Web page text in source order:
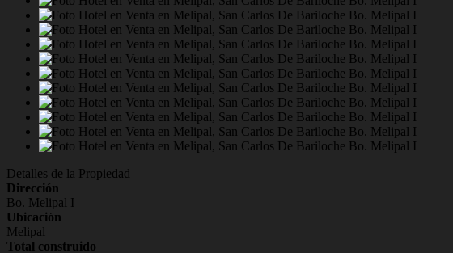
Detalles de la Propiedad
Dirección
Bo. Melipal I
Ubicación
Melipal
Total construido